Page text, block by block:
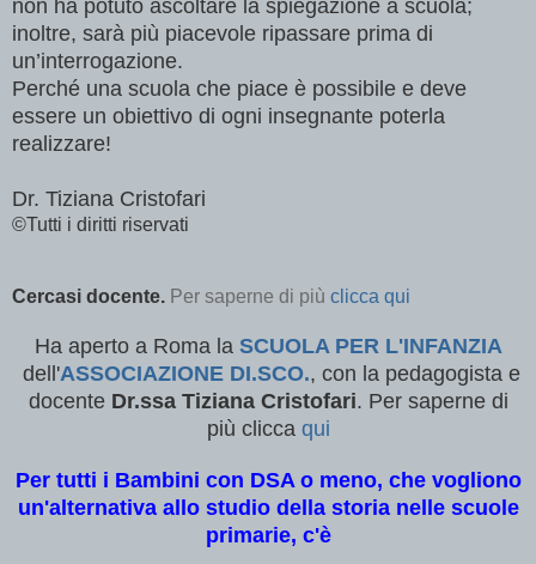
non ha potuto ascoltare la spiegazione a scuola;
inoltre, sarà più piacevole ripassare prima di
un’interrogazione.
Perché una scuola che piace è possibile e deve
essere un obiettivo di ogni insegnante poterla
realizzare!
Dr. Tiziana Cristofari
©Tutti i diritti riservati
Cercasi docente. Per saperne di più clicca qui
Ha aperto a Roma la SCUOLA PER L'INFANZIA
dell'ASSOCIAZIONE DI.SCO., con la pedagogista e
docente Dr.ssa Tiziana Cristofari. Per saperne di
più clicca qui
Per tutti i Bambini con DSA o meno, che vogliono
un'alternativa allo studio della storia nelle scuole
primarie, c'è